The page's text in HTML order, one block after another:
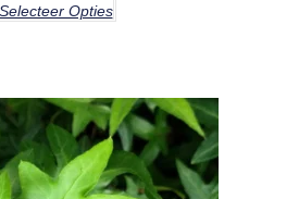
Selecteer Opties